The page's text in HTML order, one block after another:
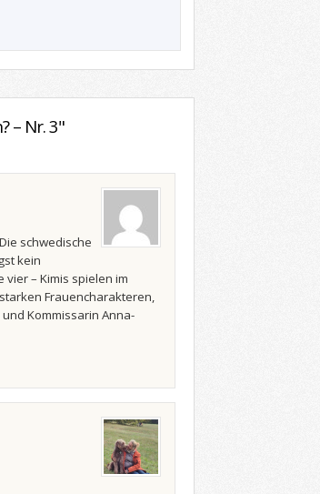
– Nr. 3"
schwedische
kein
vier – Kimis spielen im
Frauencharakteren,
Kommissarin Anna-